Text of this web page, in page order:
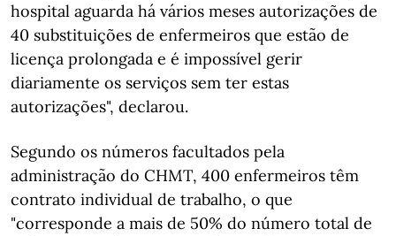
hospital aguarda há vários meses autorizações de
40 substituições de enfermeiros que estão de
licença prolongada e é impossível gerir
diariamente os serviços sem ter estas
autorizações", declarou.
Segundo os números facultados pela
administração do CHMT, 400 enfermeiros têm
contrato individual de trabalho, o que
"corresponde a mais de 50% do número total de